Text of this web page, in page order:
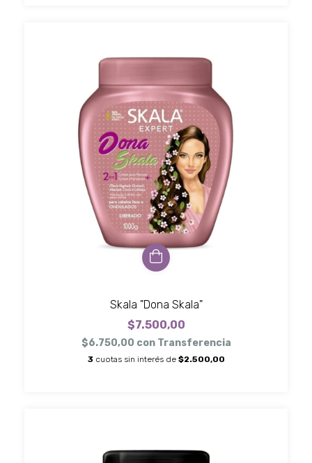
Skala "Dona Skala"
$7.500,00
$6.750,00 con Transferencia
3 cuotas sin interés de $2.500,00